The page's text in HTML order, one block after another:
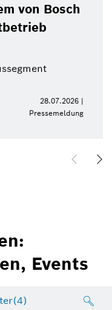
von Bosch
28.07.2026 |
Pressemeldung
Events
(4)